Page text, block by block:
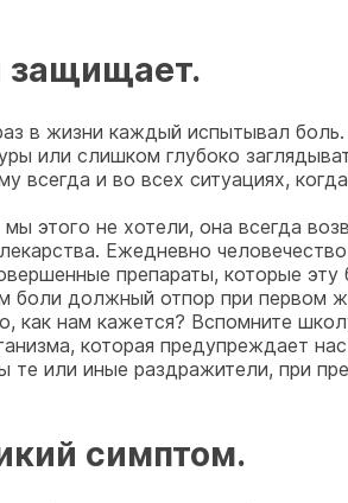
защищает.
в жизни каждый испытывал
или слишком глубоко
всегда и во всех ситуациях,
этого не хотели, она всегда
Ежедневно
препараты, которые эту
должный отпор при первом
как нам кажется? Вспомните
которая предупреждает
те или иные раздражители, при
симптом.